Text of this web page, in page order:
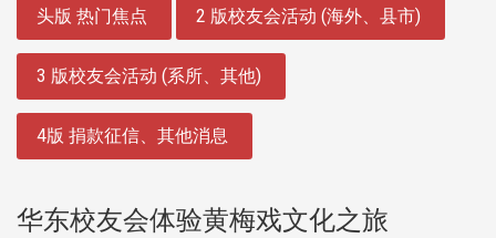
头版 热门焦点 2 版校友会活动 (海外、县市)
3 版校友会活动 (系所、其他)
4版 捐款征信、其他消息
华东校友会体验黄梅戏文化之旅